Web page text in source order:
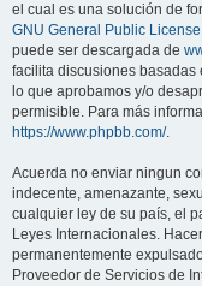
el cual es una solución de
GNU General Public
puede ser descargada de
facilita discusiones basadas
lo que aprobamos y/o
permisible. Para más
https://www.phpbb.com/.
Acuerda no enviar ningun
indecente, amenazante,
cualquier ley de su país, el
Leyes Internacionales.
permanentemente
Proveedor de Servicios de